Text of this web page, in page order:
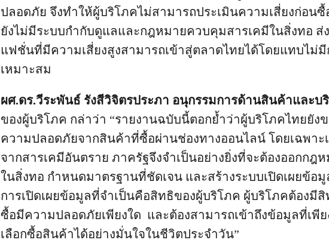
ปลอดภัย จึงทำให้ผู้บริโภคไม่สามารถประเมินความเสี่ยงก่อนซื้
ยังไม่มีระบบกำกับดูแลและกฎหมายควบคุมสารเคมีในสิ่งทอ
แฟชั่นที่มีความเสี่ยงสูงสามารถเข้าสู่ตลาดไทยได้โดยแทบไม่
เหมาะสม
ผศ.ดร.วีระพันธ์ รังสีวิจิตรประภา อนุกรรมการด้านสินค้าและบ
ของผู้บริโภค กล่าว่า “รายงานฉบับนี้ตอกย้ำว่าผู้บริโภคไทยยัง
ความปลอดภัยจากสินค้าที่ซื้อผ่านช่องทางออนไลน์ โดยเฉพาะ
จากสารเคมีอันตราย ภาครัฐจึงจำเป็นอย่างยิ่งที่จะต้องออกกฎ
ในสิ่งทอ กำหนดมาตรฐานที่ชัดเจน และสร้างระบบเปิดเผยข้อมู
การเปิดเผยข้อมูลที่จำเป็นคือสิทธิของผู้บริโภค ผู้บริโภคต้องมี
ซื้อมีความปลอดภัยเพียงใด และต้องสามารถเข้าถึงข้อมูลที่เพี
เลือกซื้อสินค้าได้อย่างมั่นใจในชีวิตประจำวัน”